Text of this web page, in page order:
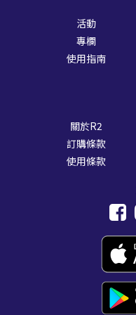
活動
專欄
使用指南
關於R2
訂購條款
使用條款